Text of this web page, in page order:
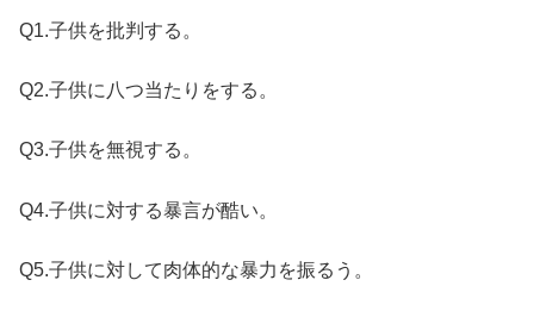
Q1.子供を批判する。
Q2.子供に八つ当たりをする。
Q3.子供を無視する。
Q4.子供に対する暴言が酷い。
Q5.子供に対して肉体的な暴力を振るう。